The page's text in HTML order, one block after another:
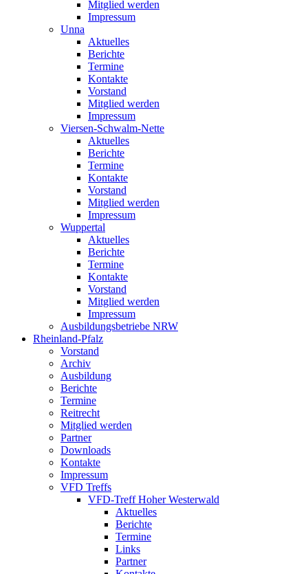
Mitglied werden
Impressum
Unna
Aktuelles
Berichte
Termine
Kontakte
Vorstand
Mitglied werden
Impressum
Viersen-Schwalm-Nette
Aktuelles
Berichte
Termine
Kontakte
Vorstand
Mitglied werden
Impressum
Wuppertal
Aktuelles
Berichte
Termine
Kontakte
Vorstand
Mitglied werden
Impressum
Ausbildungsbetriebe NRW
Rheinland-Pfalz
Vorstand
Archiv
Ausbildung
Berichte
Termine
Reitrecht
Mitglied werden
Partner
Downloads
Kontakte
Impressum
VFD Treffs
VFD-Treff Hoher Westerwald
Aktuelles
Berichte
Termine
Links
Partner